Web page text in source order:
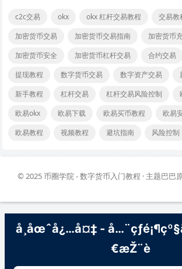
c2c交易 okx okx 杠杆交易教程 交易教
加密货币交易
加密货币交易指南
加密货币
加密货币安全
加密货币杠杆交易 合约交易
提现教程
数字货币交易 数字资产交易
新手教程
杠杆交易 杠杆交易风险控制
欧易okx
欧易下载 欧易买币教程
欧易
欧易教程
视频教程 避坑指南 风险控制
© 2025币圈学院 - 数字货币入门教程 · 主题巴巴